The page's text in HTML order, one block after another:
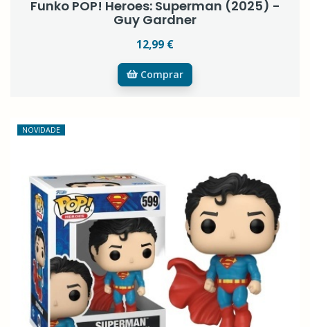
Funko POP! Heroes: Superman (2025) -
Guy Gardner
12,99 €
Comprar
NOVIDADE